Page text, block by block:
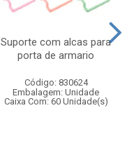
Suporte com alcas para
porta de armario
Código: 830624
Embalagem: Unidade
Caixa Com: 60 Unidade(s)